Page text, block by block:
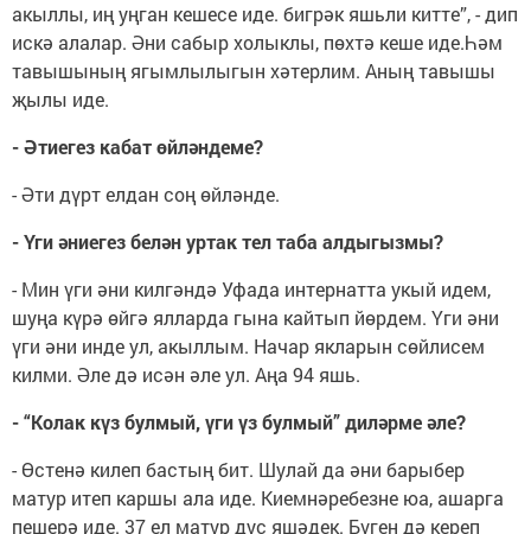
акыллы, иң уңган кешесе иде. бигрәк яшьли китте”, - дип
искә алалар. Әни сабыр холыклы, пөхтә кеше иде.Һәм
тавышының ягымлылыгын хәтерлим. Аның тавышы
җылы иде.
- Әтиегез кабат өйләндеме?
- Әти дүрт елдан соң өйләнде.
- Үги әниегез белән уртак тел таба алдыгызмы?
- Мин үги әни килгәндә Уфада интернатта укый идем,
шуңа күрә өйгә ялларда гына кайтып йөрдем. Үги әни
үги әни инде ул, акыллым. Начар якларын сөйлисем
килми. Әле дә исән әле ул. Аңа 94 яшь.
- “Колак күз булмый, үги үз булмый” диләрме әле?
- Өстенә килеп бастың бит. Шулай да әни барыбер
матур итеп каршы ала иде. Киемнәребезне юа, ашарга
пешерә иде. 37 ел матур дус яшәдек. Бүген дә кереп